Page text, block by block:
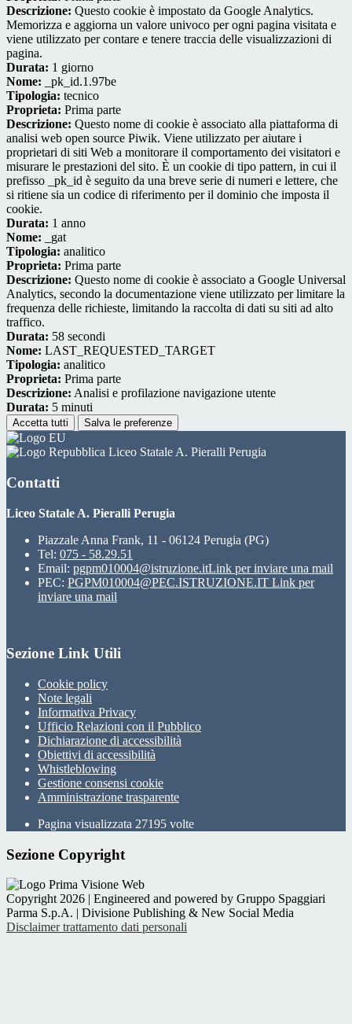
Descrizione: Questo cookie è impostato da Google Analytics.
Memorizza e aggiorna un valore univoco per ogni pagina visitata e
viene utilizzato per contare e tenere traccia delle visualizzazioni di
pagina.
Durata: 1 giorno
Nome: _pk_id.1.97be
Tipologia: tecnico
Proprieta: Prima parte
Descrizione: Questo nome di cookie è associato alla piattaforma di
analisi web open source Piwik. Viene utilizzato per aiutare i
proprietari di siti Web a monitorare il comportamento dei visitatori e
misurare le prestazioni del sito. È un cookie di tipo pattern, in cui il
prefisso _pk_id è seguito da una breve serie di numeri e lettere, che
si ritiene sia un codice di riferimento per il dominio che imposta il
cookie.
Durata: 1 anno
Nome: _gat
Tipologia: analitico
Proprieta: Prima parte
Descrizione: Questo nome di cookie è associato a Google Universal
Analytics, secondo la documentazione viene utilizzato per limitare la
frequenza delle richieste, limitando la raccolta di dati su siti ad alto
traffico.
Durata: 58 secondi
Nome: LAST_REQUESTED_TARGET
Tipologia: analitico
Proprieta: Prima parte
Descrizione: Analisi e profilazione navigazione utente
Durata: 5 minuti
Accetta tutti Salva le preferenze
Liceo Statale A. Pieralli Perugia
Contatti
Liceo Statale A. Pieralli Perugia
Piazzale Anna Frank, 11 - 06124 Perugia (PG)
Tel: 075 - 58.29.51
Email: pgpm010004@istruzione.itLink per inviare una mail
PEC: PGPM010004@PEC.ISTRUZIONE.IT Link per
inviare una mail
Sezione Link Utili
Cookie policy
Note legali
Informativa Privacy
Ufficio Relazioni con il Pubblico
Dichiarazione di accessibilità
Obiettivi di accessibilità
Whistleblowing
Gestione consensi cookie
Amministrazione trasparente
Pagina visualizzata 27195 volte
Sezione Copyright
Copyright 2026 | Engineered and powered by Gruppo Spaggiari
Parma S.p.A. | Divisione Publishing & New Social Media
Disclaimer trattamento dati personali